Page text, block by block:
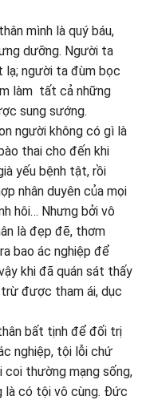
mình là quý báu,
dưỡng. Người ta
lạ; người ta đùm bọc
làm tất cả những
sung sướng.
người không có gì là
thai cho đến khi
yếu bệnh tật, rồi
nhân duyên của mọi
hôi… Nhưng bởi vô
là đẹp đẽ, thơm
bao ác nghiệp để
khi đã quán sát thấy
được tham ái, dục
bất tịnh để đối trị
nghiệp, tội lỗi chứ
coi thường mạng sống,
là có tội vô cùng. Đức